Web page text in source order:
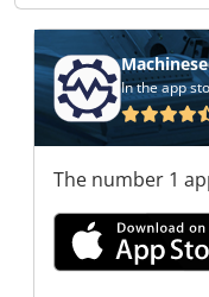
In the app
The number 1